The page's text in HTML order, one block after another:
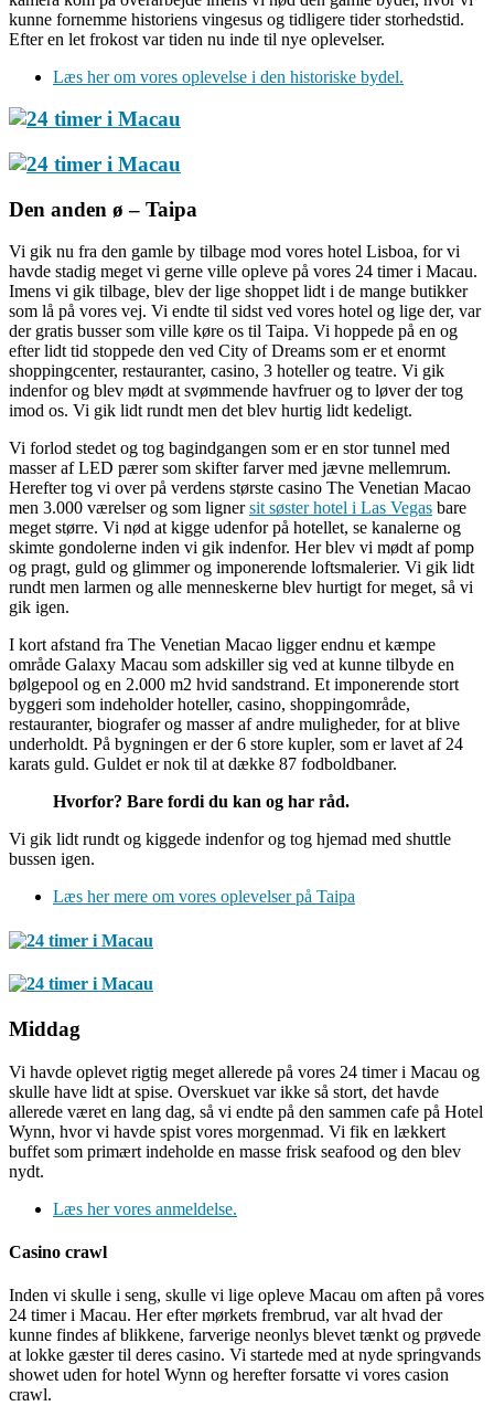
kunne fornemme historiens vingesus og tidligere tider storhedstid.
Efter en let frokost var tiden nu inde til nye oplevelser.
Læs her om vores oplevelse i den historiske bydel.
Den anden ø – Taipa
Vi gik nu fra den gamle by tilbage mod vores hotel Lisboa, for vi
havde stadig meget vi gerne ville opleve på vores 24 timer i Macau.
Imens vi gik tilbage, blev der lige shoppet lidt i de mange butikker
som lå på vores vej. Vi endte til sidst ved vores hotel og lige der, var
der gratis busser som ville køre os til Taipa. Vi hoppede på en og
efter lidt tid stoppede den ved City of Dreams som er et enormt
shoppingcenter, restauranter, casino, 3 hoteller og teatre. Vi gik
indenfor og blev mødt at svømmende havfruer og to løver der tog
imod os. Vi gik lidt rundt men det blev hurtig lidt kedeligt.
Vi forlod stedet og tog bagindgangen som er en stor tunnel med
masser af LED pærer som skifter farver med jævne mellemrum.
Herefter tog vi over på verdens største casino The Venetian Macao
men 3.000 værelser og som lignersit søster hotel i Las Vegas bare
meget større. Vi nød at kigge udenfor på hotellet, se kanalerne og
skimte gondolerne inden vi gik indenfor. Her blev vi mødt af pomp
og pragt, guld og glimmer og imponerende loftsmalerier. Vi gik lidt
rundt men larmen og alle menneskerne blev hurtigt for meget, så vi
gik igen.
I kort afstand fra The Venetian Macao ligger endnu et kæmpe
område Galaxy Macau som adskiller sig ved at kunne tilbyde en
bølgepool og en 2.000 m2 hvid sandstrand. Et imponerende stort
byggeri som indeholder hoteller, casino, shoppingområde,
restauranter, biografer og masser af andre muligheder, for at blive
underholdt. På bygningen er der 6 store kupler, som er lavet af 24
karats guld. Guldet er nok til at dække 87 fodboldbaner.
Hvorfor? Bare fordi du kan og har råd.
Vi gik lidt rundt og kiggede indenfor og tog hjemad med shuttle
bussen igen.
Læs her mere om vores oplevelser på Taipa
Middag
Vi havde oplevet rigtig meget allerede på vores 24 timer i Macau og
skulle have lidt at spise. Overskuet var ikke så stort, det havde
allerede været en lang dag, så vi endte på den sammen cafe på Hotel
Wynn, hvor vi havde spist vores morgenmad. Vi fik en lækkert
buffet som primært indeholde en masse frisk seafood og den blev
nydt.
Læs her vores anmeldelse.
Casino crawl
Inden vi skulle i seng, skulle vi lige opleve Macau om aften på vores
24 timer i Macau. Her efter mørkets frembrud, var alt hvad der
kunne findes af blikkene, farverige neonlys blevet tænkt og prøvede
at lokke gæster til deres casino. Vi startede med at nyde springvands
showet uden for hotel Wynn og herefter forsatte vi vores casion
crawl.